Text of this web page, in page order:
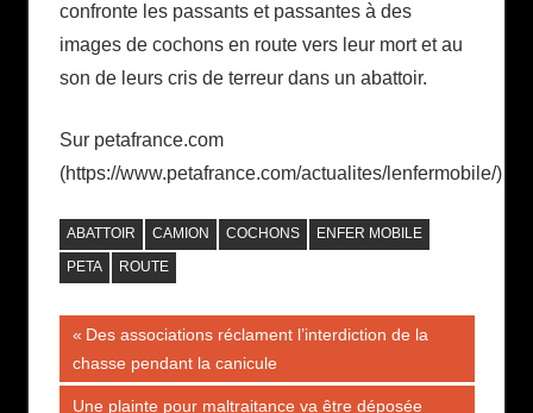
confronte les passants et passantes à des
images de cochons en route vers leur mort et au
son de leurs cris de terreur dans un abattoir.
Sur petafrance.com
(https://www.petafrance.com/actualites/lenfermobile/)
ABATTOIR CAMION COCHONS
ENFER MOBILE
PETA
ROUTE
Navigation
de
Publication
précédente :
Des associations réclament l’interdiction de la
chasse pendant la canicule
Publication
Une plainte pour maltraitance va être déposée